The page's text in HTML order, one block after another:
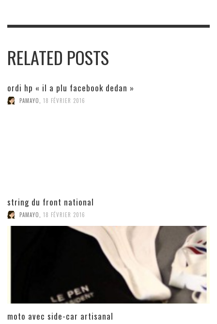
RELATED POSTS
ordi hp « il a plu facebook dedan »
PAMAYO 18 FÉVRIER 2016
string du front national
PAMAYO 18 FÉVRIER 2016
moto avec side-car artisanal